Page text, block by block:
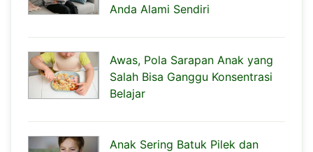
Anda Alami Sendiri
Awas, Pola Sarapan Anak yang
Salah Bisa Ganggu Konsentrasi
Belajar
Anak Sering Batuk Pilek dan